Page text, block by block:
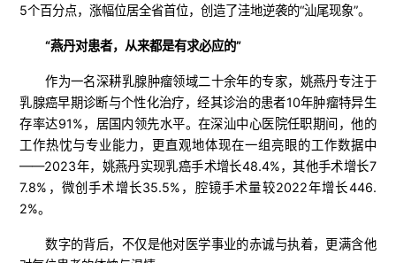
5个百分点，涨幅位居全省首位，创造了洼地逆袭的“汕尾现象”。
“燕丹对患者，从来都是有求必应的”
作为一名深耕乳腺肿瘤领域二十余年的专家，姚燕丹专注于
乳腺癌早期诊断与个性化治疗，经其诊治的患者10年肿瘤特异生
存率达91%，居国内领先水平。在深汕中心医院任职期间，他的
工作热忱与专业能力，更直观地体现在一组亮眼的工作数据中
——2023年，姚燕丹实现乳癌手术增长48.4%，其他手术增长7
7.8%，微创手术增长35.5%，腔镜手术量较2022年增长446.
2%。
数字的背后，不仅是他对医学事业的赤诚与执着，更满含他